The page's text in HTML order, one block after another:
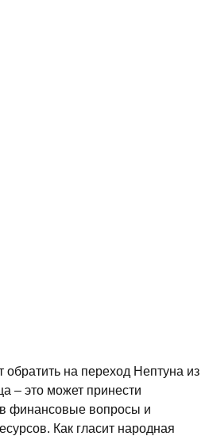
на переход Нептуна из
– это может принести
финансовые вопросы и
Как гласит народная